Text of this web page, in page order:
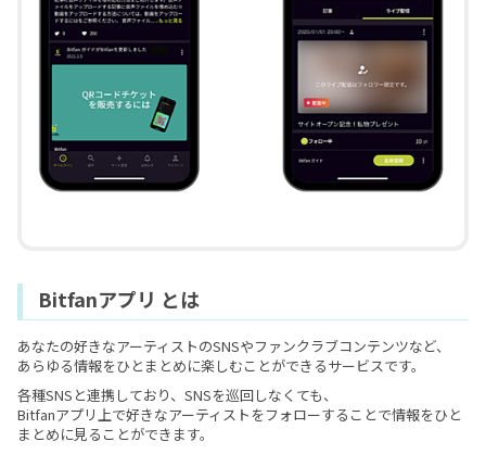
Bitfanアプリ とは
あなたの好きなアーティストのSNSやファンクラブコンテンツなど、
あらゆる情報をひとまとめに楽しむことができるサービスです。
各種SNSと連携しており、SNSを巡回しなくても、
Bitfanアプリ上で好きなアーティストをフォローすることで情報をひと
まとめに見ることができます。